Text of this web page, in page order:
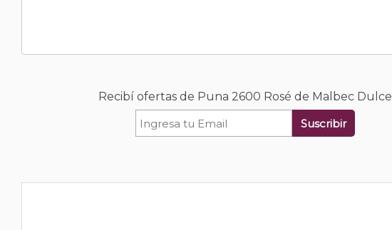
Recibí ofertas de Puna 2600 Rosé de Malbec Dulce
Suscribir